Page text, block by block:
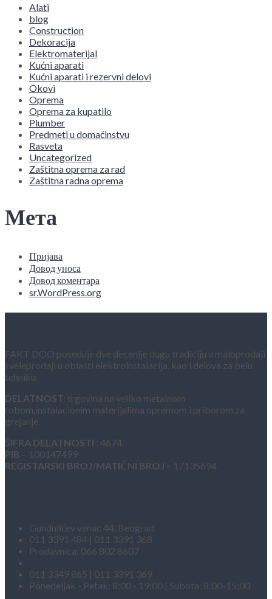
Alati
blog
Construction
Dekoracija
Elektromaterijal
Kućni aparati
Kućni aparati i rezervni delovi
Okovi
Oprema
Oprema za kupatilo
Plumber
Predmeti u domaćinstvu
Rasveta
Uncategorized
Zaštitna oprema za rad
Zaštitna radna oprema
Мета
Пријава
Довод уноса
Довод коментара
sr.WordPress.org
FAKT DOO poseduje dve decenije dugu tradiciju u maloprodaji
i veleprodaji u oblasti elektroinstalacija, kao i delova za belu
tehniku.
DELATNOST: trgovina na veliko metalnom
robom,instalacionim materijalima opremom i priborom za
grejanje.
ŠIFRA DELATNOSTI : 4674
PIB – 100147499
REGISTARSKI BROJ/MATIČNI BROJ – 17135694
Gundulićev venac 44, Beograd
011 3391 484 | 011 3391 368
Prodavnica: 066 802 8607
011 3349 865 | 011 3391 369
Ponedeljak - Petak: 8:00 - 19:00 | Subota: 8:00-15:00